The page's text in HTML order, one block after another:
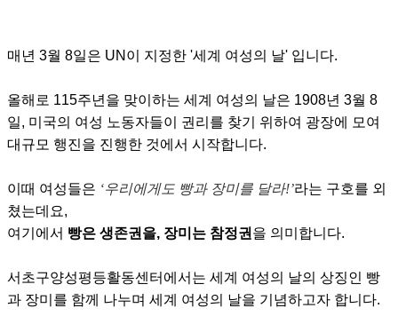
매년 3월 8일은 UN 이 지정한 '세계 여성의 날' 입니다.
올해로 115주년을 맞이하는 세계 여성의 날은 1908년 3월 8
일, 미국의 여성 노동자들이 권리를 찾기 위하여 광장에 모여
대규모 행진을 진행한 것에서 시작합니다.
이때 여성들은 ‘우리에게도 빵과 장미를 달라!’라는 구호를 외
쳤는데요,
여기에서 빵은 생존권을, 장미는 참정권 을 의미합니다.
서초구양성평등활동센터에서는 세계 여성의 날의 상징인 빵
과 장미를 함께 나누며 세계 여성의 날을 기념하고자 합니다.